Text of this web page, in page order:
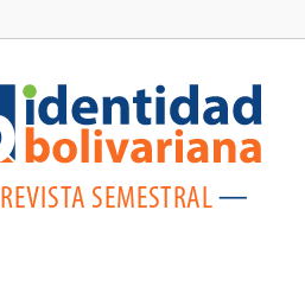
REVISTA SEMESTRAL